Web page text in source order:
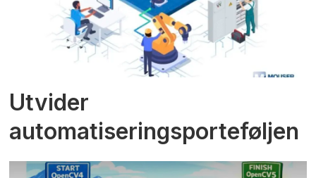
Utvider
automatiseringsporteføljen